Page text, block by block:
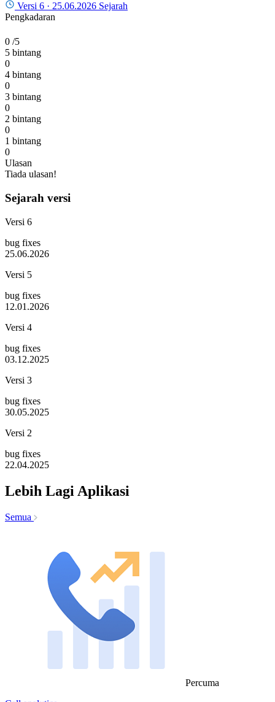
Versi 6 · 25.06.2026 Sejarah
Pengkadaran
0 /5
5 bintang
0
4 bintang
0
3 bintang
0
2 bintang
0
1 bintang
0
Ulasan
Tiada ulasan!
Sejarah versi
Versi 6
bug fixes
25.06.2026
Versi 5
bug fixes
12.01.2026
Versi 4
bug fixes
03.12.2025
Versi 3
bug fixes
30.05.2025
Versi 2
bug fixes
22.04.2025
Lebih Lagi Aplikasi
Semua
Percuma